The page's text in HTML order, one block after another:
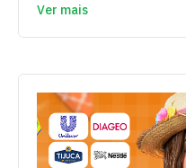
Ver mais